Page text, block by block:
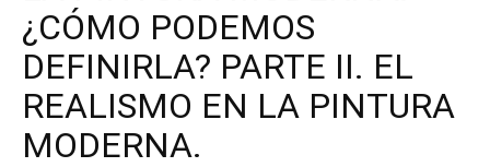
¿CÓMO PODEMOS
DEFINIRLA? PARTE II. EL
REALISMO EN LA PINTURA
MODERNA.